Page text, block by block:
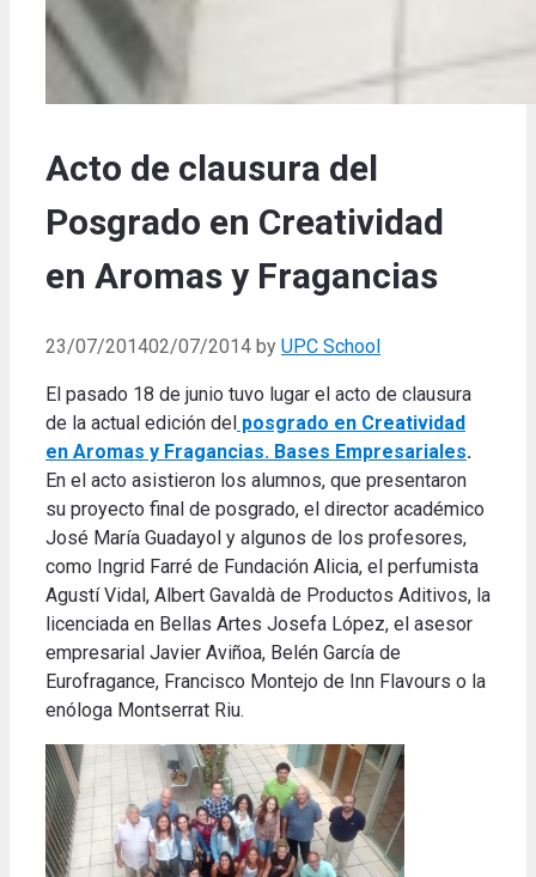
Acto de clausura del
Posgrado en Creatividad
en Aromas y Fragancias
23/07/201402/07/2014 by UPC School
El pasado 18 de junio tuvo lugar el acto de clausura
de la actual edición del posgrado en Creatividad
en Aromas y Fragancias. Bases Empresariales.
En el acto asistieron los alumnos, que presentaron
su proyecto final de posgrado, el director académico
José María Guadayol y algunos de los profesores,
como Ingrid Farré de Fundación Alicia, el perfumista
Agustí Vidal, Albert Gavaldà de Productos Aditivos, la
licenciada en Bellas Artes Josefa López, el asesor
empresarial Javier Aviñoa, Belén García de
Eurofragance, Francisco Montejo de Inn Flavours o la
enóloga Montserrat Riu.